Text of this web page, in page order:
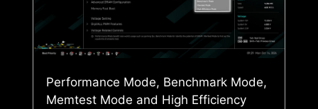
Performance Mode, Benchmark Mode,
Memtest Mode and High Efficiency